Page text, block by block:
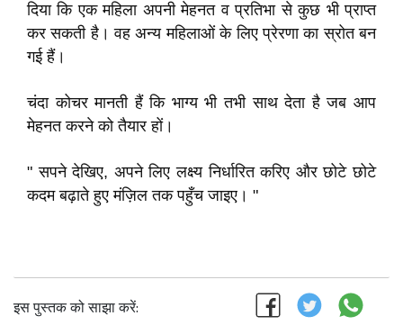
दिया कि एक महिला अपनी मेहनत व प्रतिभा से कुछ भी प्राप्त
कर सकती है। वह अन्य महिलाओं के लिए प्रेरणा का स्रोत बन
गई हैं।
चंदा कोचर मानती हैं कि भाग्य भी तभी साथ देता है जब आप
मेहनत करने को तैयार हों।
" सपने देखिए, अपने लिए लक्ष्य निर्धारित करिए और छोटे छोटे
कदम बढ़ाते हुए मंज़िल तक पहुँच जाइए। "
इस पुस्तक को साझा करें: